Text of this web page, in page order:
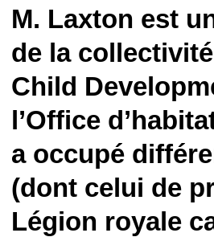
M. Laxton est
de la
Child
l’Office
a occupé
(dont celui de
Légion royale